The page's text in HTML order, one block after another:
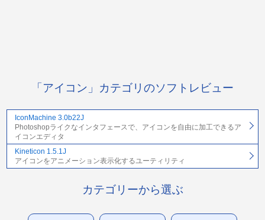
「アイコン」カテゴリのソフトレビュー
IconMachine 3.0b22J
Photoshopライクなインタフェースで、アイコンを自由に加工できるア
イコンエディタ
Kineticon 1.5.1J
アイコンをアニメーション表示化するユーティリティ
カテゴリーから選ぶ